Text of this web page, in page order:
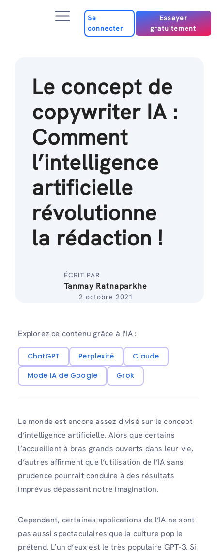
Menu
Se
connecter
Essayer
gratuitement
Le concept de
copywriter IA :
Comment
l’intelligence
artificielle
révolutionne
la rédaction !
ÉCRIT PAR
Tanmay Ratnaparkhe
2 octobre 2021
Explorez ce contenu grâce à l'IA :
ChatGPT Perplexité
Claude
Mode IA de Google
Grok
Le monde est encore assez divisé sur le concept
d’intelligence artificielle. Alors que certains
l’accueillent à bras grands ouverts dans leur vie,
d’autres affirment que l’utilisation de l’IA sans
prudence pourrait conduire à des résultats
imprévus dépassant notre imagination.
Cependant, certaines applications de l’IA ne sont
pas aussi spectaculaires que la culture pop le
prétend. L’un d’eux est le très populaire GPT-3. Si